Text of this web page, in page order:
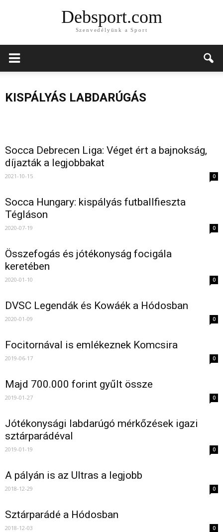
Debsport.com
Szenvedélyünk a Sport
KISPÁLYÁS LABDARÚGÁS
Socca: A National Iron Team csapata
2023-06-26
Két napon át szokjuk a Socca-t
Socca Debrecen Liga: Véget ért a bajnokság,
díjazták a legjobbakat
2021-10-15 0
Socca Hungary: kispályás futballfieszta
Tégláson
2020-07-19 0
Összefogás és jótékonyság focigála
keretében
2020-01-10 0
DVSC Legendák és Kowáék a Hódosban
2020-01-09 0
Focitornával is emlékeznek Komcsira
2019-06-17 0
Majd 700.000 forint gyűlt össze
2019-01-27 0
Jótékonysági labdarúgó mérkőzések igazi
sztárparádéval
2019-01-19 0
A pályán is az Ultras a legjobb
2018-12-29 0
Sztárparádé a Hódosban
2018-12-03 0